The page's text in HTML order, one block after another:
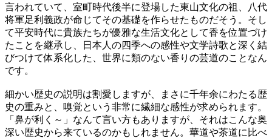
言われていて、室町時代後半に登場した東山文化の祖、八代
将軍足利義政が命じてその基礎を作らせたものだそう。そし
て平安時代に貴族たちが優雅な生活文化として香を位置づけ
たことを継承し、日本人の四季への感性や文学詩歌と深く結
びつけて体系化した、世界に類のない香りの芸道のことなん
です。
細かい歴史の説明は割愛しますが、まさに千年余にわたる歴
史の重みと、嗅覚という非常に繊細な感性が求められます。
「鼻が利く～」なんて言い方もありますが、それはこんな奥
深い歴史から来ているのかもしれません。華道や茶道に比べ